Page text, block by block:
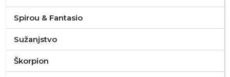
Spirou & Fantasio
Sužanjstvo
Škorpion